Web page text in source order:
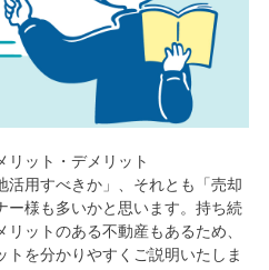
ット・デメリット
活用すべきか」、それとも「売却
ー様も多いかと思います。持ち続
ットのある不動産もあるため、
トを分かりやすくご説明いたしま